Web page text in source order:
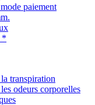
paiement
*
transpiration
odeurs corporelles